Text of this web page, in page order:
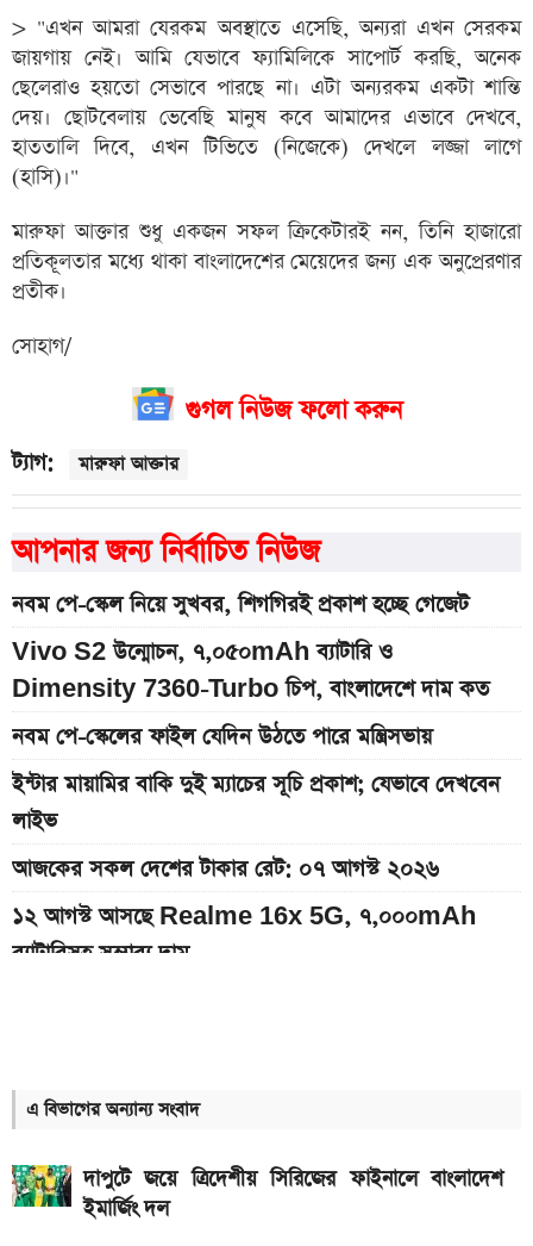
> "এখন আমরা যেরকম অবস্থাতে এসেছি, অন্যরা এখন সেরকম
জায়গায় নেই। আমি যেভাবে ফ্যামিলিকে সাপোর্ট করছি, অনেক
ছেলেরাও হয়তো সেভাবে পারছে না। এটা অন্যরকম একটা শান্তি
দেয়। ছোটবেলায় ভেবেছি মানুষ কবে আমাদের এভাবে দেখবে,
হাততালি দিবে, এখন টিভিতে (নিজেকে) দেখলে লজ্জা লাগে
(হাসি)।"
মারুফা আক্তার শুধু একজন সফল ক্রিকেটারই নন, তিনি হাজারো
প্রতিকূলতার মধ্যে থাকা বাংলাদেশের মেয়েদের জন্য এক অনুপ্রেরণার
প্রতীক।
সোহাগ/
গুগল নিউজ ফলো করুন
ট্যাগ: মারুফা আক্তার
আপনার জন্য নির্বাচিত নিউজ
নবম পে-স্কেল নিয়ে সুখবর, শিগগিরই প্রকাশ হচ্ছে গেজেট
Vivo S2 উন্মোচন, ৭,০৫০mAh ব্যাটারি ও
Dimensity 7360-Turbo চিপ, বাংলাদেশে দাম কত
নবম পে-স্কেলের ফাইল যেদিন উঠতে পারে মন্ত্রিসভায়
ইন্টার মায়ামির বাকি দুই ম্যাচের সূচি প্রকাশ; যেভাবে দেখবেন
লাইভ
আজকের সকল দেশের টাকার রেট: ০৭ আগস্ট ২০২৬
১২ আগস্ট আসছে Realme 16x 5G, ৭,০০০mAh
ব্যাটারিসহ সম্ভাব্য দাম
সরকারি কর্মচারীদের বেতন-গ্রেড নিয়ে নতুন বার্তা
আজকের স্বর্ণের বাজারদর: ০৭ আগস্ট ২০২৬
এসএসসি ও সমমানের ফল কবে জানাল শিক্ষা বোর্ড
আজকের স্বর্ণের বাজারদর: ০৬ আগস্ট ২০২৬
এ বিভাগের অন্যান্য সংবাদ
দাপুটে জয়ে ত্রিদেশীয় সিরিজের ফাইনালে বাংলাদেশ
ইমার্জিং দল